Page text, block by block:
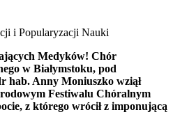
i Popularyzacji Nauki
Medyków! Chór
w Białymstoku, pod
hab. Anny Moniuszko wziął
Festiwalu Chóralnym
z którego wrócił z imponującą